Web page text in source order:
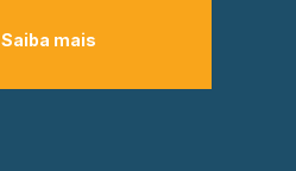
Saiba mais